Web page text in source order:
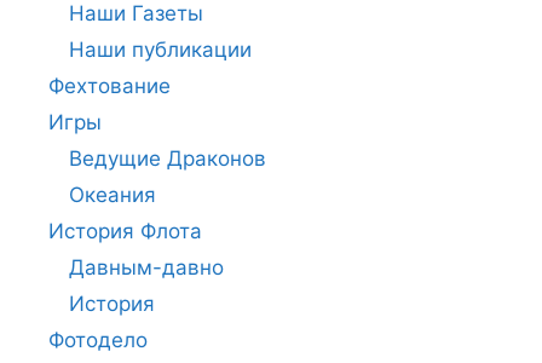
Наши Газеты
Наши публикации
Фехтование
Игры
Ведущие Драконов
Океания
История Флота
Давным-давно
История
Фотодело